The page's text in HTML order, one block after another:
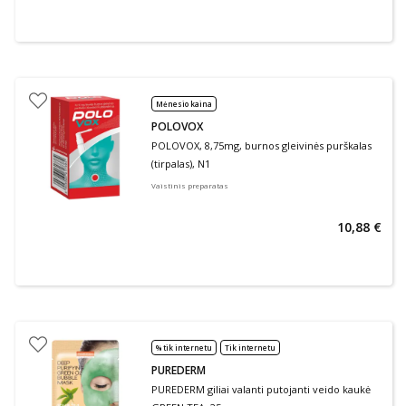
Mėnesio kaina
POLOVOX
POLOVOX, 8,75mg, burnos gleivinės purškalas
(tirpalas), N1
Vaistinis preparatas
10,88 €
% tik internetu Tik internetu
PUREDERM
PUREDERM giliai valanti putojanti veido kaukė